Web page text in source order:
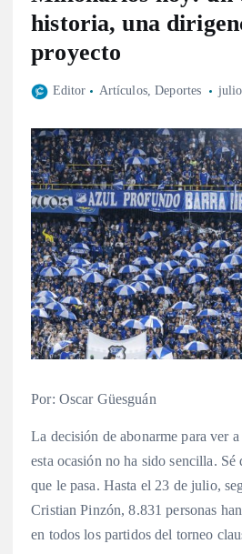
historia, una
proyecto
Editor Artículos,Deportes
Por: Oscar Güesguán
La decisión de abonarme para ver
esta ocasión no ha sido sencilla.
que le pasa. Hasta el 23 de julio,
Cristian Pinzón, 8.831 personas
en todos los partidos del torneo